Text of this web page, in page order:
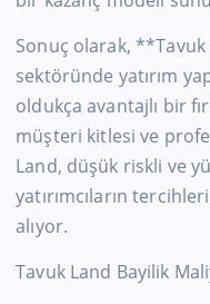
Sonuç olarak,
sektöründe yatırım
oldukça avantajlı bir
müşteri kitlesi ve
Land, düşük riskli ve
yatırımcıların
alıyor.
Tavuk Land Bayilik